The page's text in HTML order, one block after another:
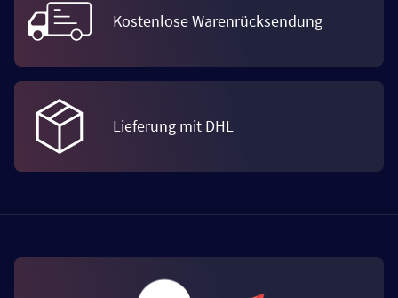
Kostenlose Warenrücksendung
Lieferung mit DHL